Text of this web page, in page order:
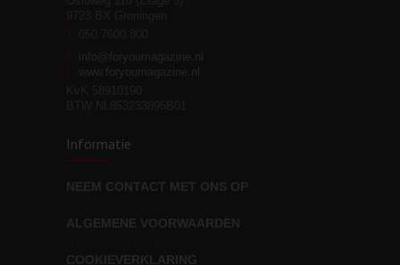
moeite!
Wat voor leider wil jij
zijn?
T
E info@foryoumagazine.nl
www.foryoumagazine.nl
Informatie
NEEM CONTACT MET ONS OP
ALGEMENE VOORWAARDEN
COOKIEVERKLARING